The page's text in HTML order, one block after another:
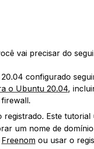
vai precisar do
configurado
o Ubuntu 20.04,
registrado. Este tutorial
um nome de
Freenomou usar o